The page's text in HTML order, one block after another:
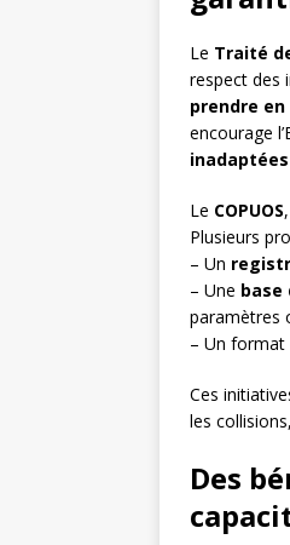
Le Traité
respect des
prendre
encourage
Le COPUOS
Plusieurs
– Un
– Une base
paramètres
– Un format
Ces
les
Des